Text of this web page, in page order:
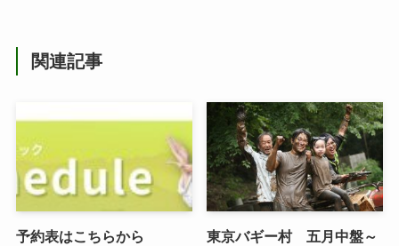
関連記事
予約表はこちらから
東京バギー村 五月中盤～